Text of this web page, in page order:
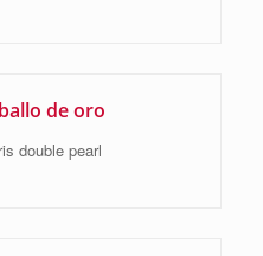
de oro
double pearl